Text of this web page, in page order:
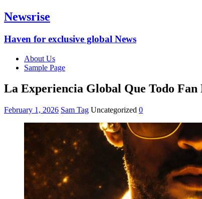
Newsrise
Haven for exclusive global News
About Us
Sample Page
La Experiencia Global Que Todo Fan
February 1, 2026 Sam Tag Uncategorized 0